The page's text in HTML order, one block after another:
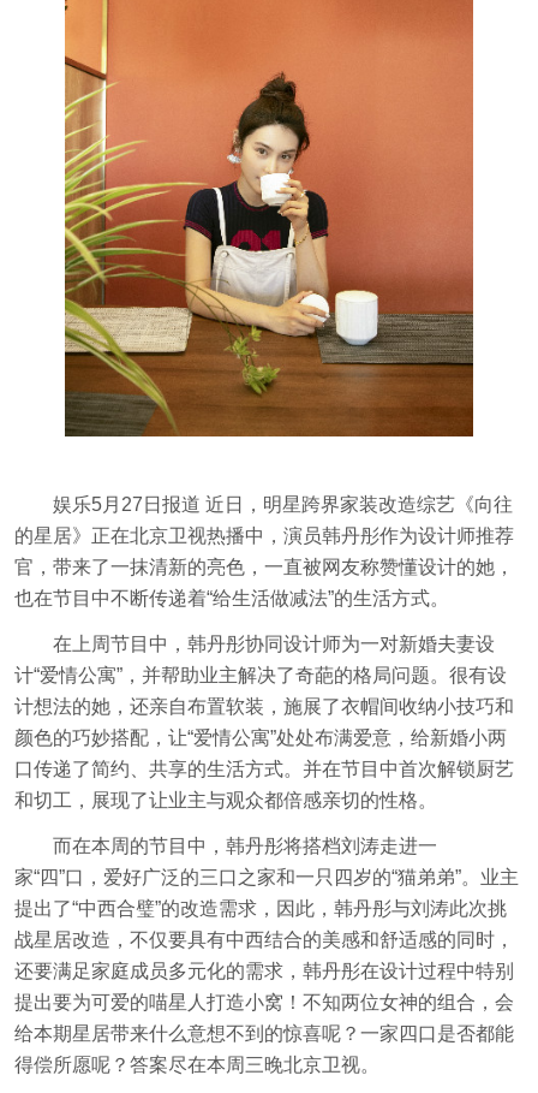
娱乐5月27日报道 近日，明星跨界家装改造综艺《向往
的星居》正在北京卫视热播中，演员韩丹彤作为设计师推荐
官，带来了一抹清新的亮色，一直被网友称赞懂设计的她，
也在节目中不断传递着“给生活做减法”的生活方式。
在上周节目中，韩丹彤协同设计师为一对新婚夫妻设
计“爱情公寓”，并帮助业主解决了奇葩的格局问题。很有设
计想法的她，还亲自布置软装，施展了衣帽间收纳小技巧和
颜色的巧妙搭配，让“爱情公寓”处处布满爱意，给新婚小两
口传递了简约、共享的生活方式。并在节目中首次解锁厨艺
和切工，展现了让业主与观众都倍感亲切的性格。
而在本周的节目中，韩丹彤将搭档刘涛走进一
家“四”口，爱好广泛的三口之家和一只四岁的“猫弟弟”。业主
提出了“中西合璧”的改造需求，因此，韩丹彤与刘涛此次挑
战星居改造，不仅要具有中西结合的美感和舒适感的同时，
还要满足家庭成员多元化的需求，韩丹彤在设计过程中特别
提出要为可爱的喵星人打造小窝！不知两位女神的组合，会
给本期星居带来什么意想不到的惊喜呢？一家四口是否都能
得偿所愿呢？答案尽在本周三晚北京卫视。